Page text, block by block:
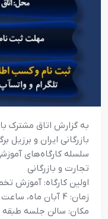
به گزارش اتاق مشترک
بازرگانی ایران و برزیل
سلسله کارگاه‌های
تجارت و بازرگانی
اولین کارگاه:
زمان: 4 آبان ماه، ساعت 08:00 الی 12:00
مکان: سالن جلسه طبقه